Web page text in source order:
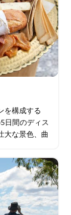
を構成する
日間のディス
大な景色、曲
索し…